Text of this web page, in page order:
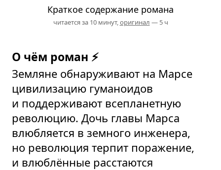
Краткое содержание романа
читается за 10 минут,оригинал — 5 ч
О чём роман ⚡
Земляне обнаруживают на Марсе
цивилизацию гуманоидов
и поддерживают всепланетную
революцию. Дочь главы Марса
влюбляется в земного инженера,
но революция терпит поражение,
и влюблённые расстаются